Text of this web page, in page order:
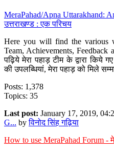
MeraPahad/Apna Uttarakhand:
उत्तराखण्ड : एक परिचय
Here you will find the various
Team, Achievements, Feedback
पढ़िये मेरा पहाड़ टीम के द्वारा किये गए
की उपलब्धियां, मेरा पहाड़ को मिले
Posts: 1,378
Topics: 35
Last post: January 17, 2019,
G... byविनोद सिंह गढ़िया
How to use MeraPahad Forum -